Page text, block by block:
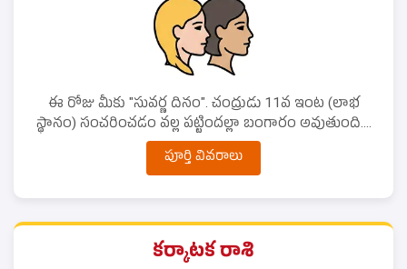
ఈ రోజు మీకు "సువర్ణ దినం". చంద్రుడు 11వ ఇంట (లాభ
స్థానం) సంచరించడం వల్ల పట్టిందల్లా బంగారం అవుతుంది....
పూర్తి వివరాలు
కర్కాటక రాశి